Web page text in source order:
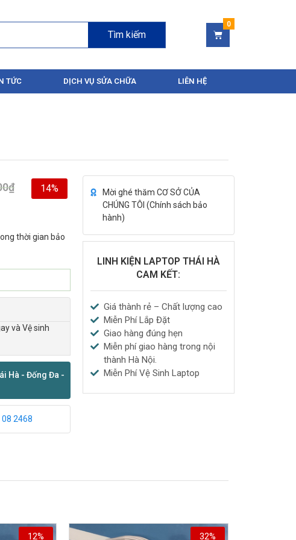
Tìm kiếm
TỨC DỊCH VỤ SỬA CHỮA LIÊN HỆ
₫ 14%
thời gian bảo
và Vệ sinh
Hà - Đống Đa -
2468
Mời ghé thăm CƠ SỞ CỦA
CHÚNG TÔI (Chính sách bảo
hành)
LINH KIỆN LAPTOP THÁI HÀ
CAM KẾT:
Giá thành rẻ – Chất lượng cao
Miễn Phí Lắp Đặt
Giao hàng đúng hẹn
Miễn phí giao hàng trong nội
thành Hà Nội.
Miễn Phí Vệ Sinh Laptop
12% 32%